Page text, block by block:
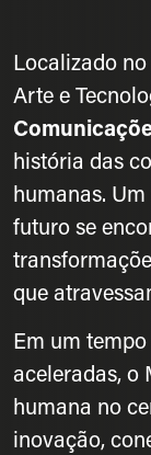
Localizado
Arte e
história das
humanas.
futuro se
que
Em um
aceleradas, o
humana no
inovação,